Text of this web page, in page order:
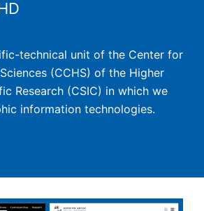
technical unit of the Center for
(CCHS) of the Higher
Research (CSIC) in which we
information technologies.